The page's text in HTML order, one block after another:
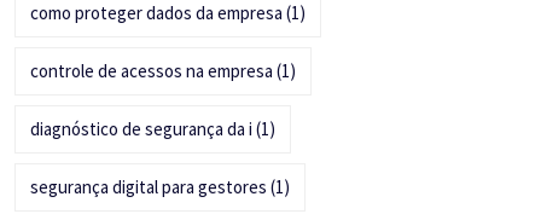
como proteger dados da empresa (1)
controle de acessos na empresa (1)
diagnóstico de segurança da i (1)
segurança digital para gestores (1)